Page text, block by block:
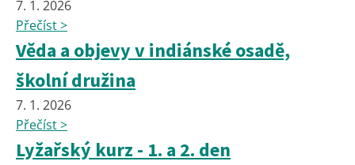
7. 1. 2026
Přečíst >
Věda a objevy v indiánské osadě,
školní družina
7. 1. 2026
Přečíst >
Lyžařský kurz - 1. a 2. den